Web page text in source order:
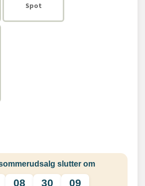
Spot
slutter om
08 30 09